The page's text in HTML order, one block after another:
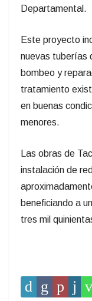
Departamental.
Este proyecto
nuevas tuberías
bombeo y
tratamiento
en buenas
menores.
Las obras de
instalación de
beneficiando a
tres mil